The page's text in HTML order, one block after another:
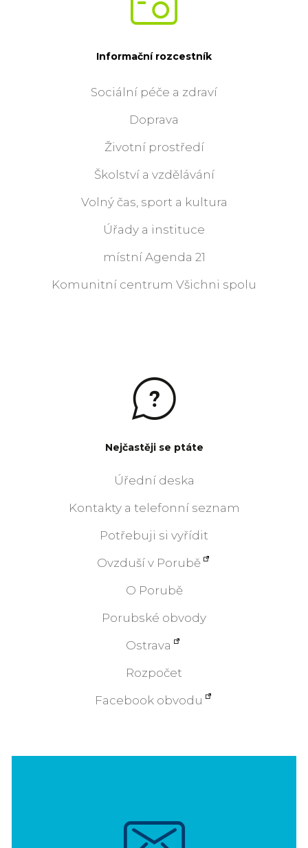
Informační rozcestník
Sociální péče a zdraví
Doprava
Životní prostředí
Školství a vzdělávání
Volný čas, sport a kultura
Úřady a instituce
místní Agenda 21
Komunitní centrum Všichni spolu
Nejčastěji se ptáte
Úřední deska
Kontakty a telefonní seznam
Potřebuji si vyřídit
Ovzduší v Porubě
O Porubě
Porubské obvody
Ostrava
Rozpočet
Facebook obvodu